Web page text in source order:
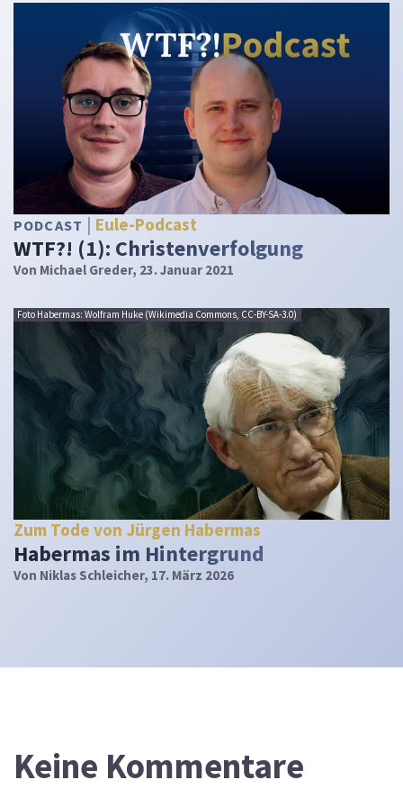
PODCAST Eule-Podcast
WTF?! (1): Christenverfolgung
Von Michael Greder, 23. Januar 2021
Foto Habermas: Wolfram Huke (Wikimedia Commons, CC-BY-SA-3.0)
Zum Tode von Jürgen Habermas
Habermas im Hintergrund
Von Niklas Schleicher, 17. März 2026
Keine Kommentare